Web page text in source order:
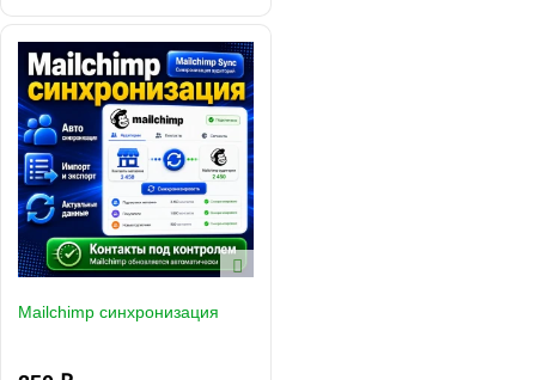
Mailchimp синхронизация